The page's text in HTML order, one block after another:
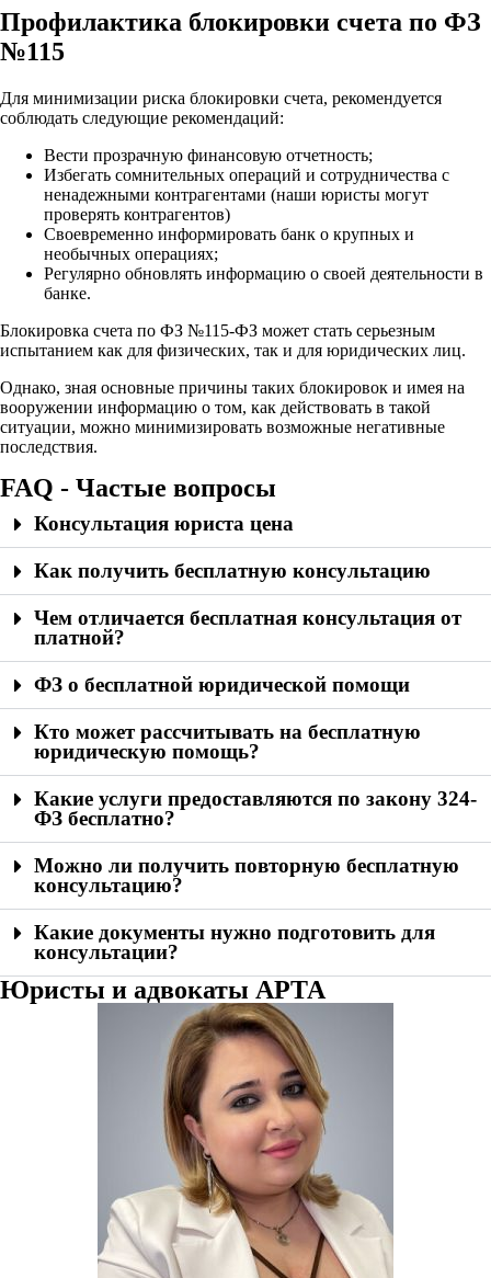
Профилактика блокировки счета по ФЗ
№115
Для минимизации риска блокировки счета, рекомендуется
соблюдать следующие рекомендаций:
Вести прозрачную финансовую отчетность;
Избегать сомнительных операций и сотрудничества с
ненадежными контрагентами (наши юристы могут
проверять контрагентов)
Своевременно информировать банк о крупных и
необычных операциях;
Регулярно обновлять информацию о своей деятельности в
банке.
Блокировка счета по ФЗ №115-ФЗ может стать серьезным
испытанием как для физических, так и для юридических лиц.
Однако, зная основные причины таких блокировок и имея на
вооружении информацию о том, как действовать в такой
ситуации, можно минимизировать возможные негативные
последствия.
FAQ - Частые вопросы
Консультация юриста цена
Как получить бесплатную консультацию
Чем отличается бесплатная консультация от
платной?
ФЗ о бесплатной юридической помощи
Кто может рассчитывать на бесплатную
юридическую помощь?
Какие услуги предоставляются по закону 324-
ФЗ бесплатно?
Можно ли получить повторную бесплатную
консультацию?
Какие документы нужно подготовить для
консультации?
Юристы и адвокаты АРТА